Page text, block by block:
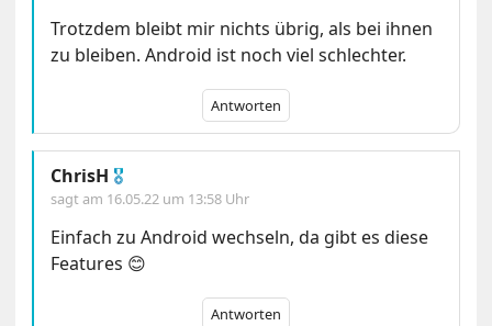
Trotzdem bleibt mir nichts übrig, als bei ihnen
zu bleiben. Android ist noch viel schlechter.
Antworten
ChrisH 🎖
sagt am 16.05.22 um 13:58 Uhr
Einfach zu Android wechseln, da gibt es diese
Features 😊
Antworten